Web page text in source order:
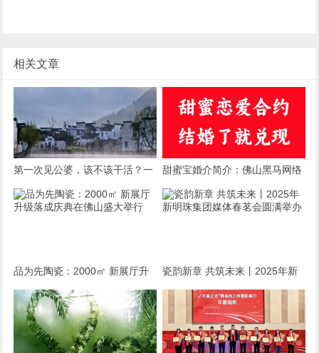
相关文章
第一次见公婆，该不该干活？一
场关乎情商与自我的微妙博弈
甜蜜宝婚介简介：佛山黑马网络
有限公司旗下婚恋服务品牌
品为先陶瓷：2000㎡ 新展厅升
级落成庆典在佛山盛大举行
瓷韵新章 共筑未来丨2025年新
明珠集团媒体春茗会圆满举办